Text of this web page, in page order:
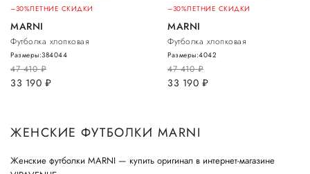
–30%ЛЕТНИЕ СКИДКИ
MARNI
Футболка хлопковая
47 410руб.
33 190 руб.
Размеры:384044
–30%ЛЕТНИЕ СКИДКИ
MARNI
Футболка хлопковая
47 410руб.
33 190 руб.
Размеры:4042
ЖЕНСКИЕ ФУТБОЛКИ MARNI
Женские футболки MARNI — купить оригинал в интернет-магазине